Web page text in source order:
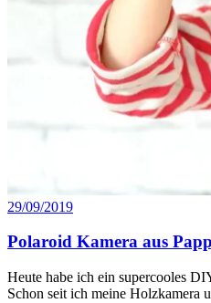
29/09/2019
Polaroid Kamera aus
Heute habe ich ein supercooles
Schon seit ich meine Holzkamera